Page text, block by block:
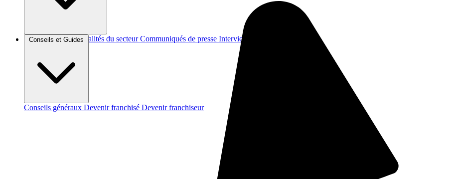
Brèves et actus Actualités du secteur Communiqués de presse Interviews
Conseils et Guides
Conseils généraux Devenir franchisé Devenir franchiseur